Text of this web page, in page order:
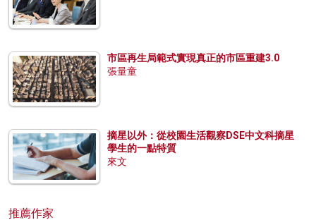
市區再生局範式實現真正的市區重建3.0
張量童
摘星以外：從校園生活觀察DSE中文科摘星
學生的一點特質
來文
推薦作家